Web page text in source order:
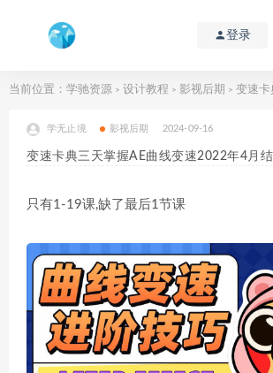
登录
当前位置： 学驰资源 > 设计教程 > 影视后期 > 变速卡典
学无止境 影视后期 2024-09-16
变速卡典三天掌握AE曲线变速2022年4月
只有1-19课,缺了最后1节课